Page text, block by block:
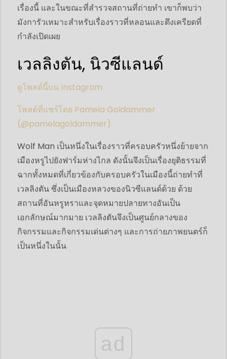
เรื่องนี้ และในขณะที่สำรวจสถานที่ถ่ายทำ เขาก็พบว่า
มังการัวเหมาะสำหรับเรื่องราวที่หลอนและตึงเครียดที่
กำลังเปิดเผย
เวลลิงตัน, นิวซีแลนด์
ดูโพสต์นี้บน Instagram
โพสต์ที่แชร์โดย Pamela Goldammer
(@pamelagoldammer)
Wolf Man เป็นหนึ่งในเรื่องราวที่ครอบครัวหนึ่งย้ายจาก
เมืองหรูไปยังฟาร์มห่างไกล ดังนั้นจึงเป็นเรื่องยุติธรรมที่
ฉากทั้งหมดที่เกี่ยวข้องกับครอบครัวในเมืองนี้ถ่ายทำที่
เวลลิงตัน ซึ่งเป็นเมืองหลวงของนิวซีแลนด์ด้วย ด้วย
สถานที่อันหรูหราและจุดหมายปลายทางอันเป็น
เอกลักษณ์มากมาย เวลลิงตันจึงเป็นศูนย์กลางของ
กิจกรรมและกิจกรรมเด่นต่างๆ และการถ่ายภาพยนตร์ก็
เป็นหนึ่งในนั้น
ad